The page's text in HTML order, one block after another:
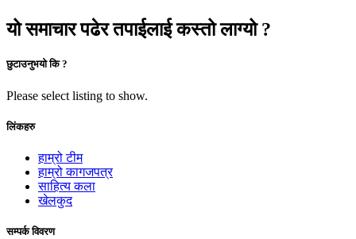
यो समाचार पढेर तपाईलाई कस्तो लाग्यो ?
छुटाउनुभयो कि ?
Please select listing to show.
लिंकहरु
हाम्रो टीम
हाम्रो कागजपत्र
साहित्य कला
खेलकुद
सम्पर्क विवरण